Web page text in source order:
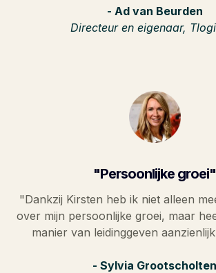
- Ad van Beurden
Directeur en eigenaar,
"Persoonlijke groei"
"Dankzij Kirsten heb ik niet alleen
over mijn persoonlijke groei, maar
manier van leidinggeven
- Sylvia Grootscholten